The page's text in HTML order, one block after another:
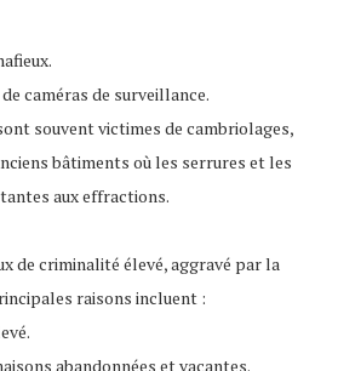
caméras de surveillance.
souvent victimes de cambriolages,
bâtiments où les serrures et les
aux effractions.
de criminalité élevé, aggravé par la
raisons incluent :
abandonnées et vacantes.